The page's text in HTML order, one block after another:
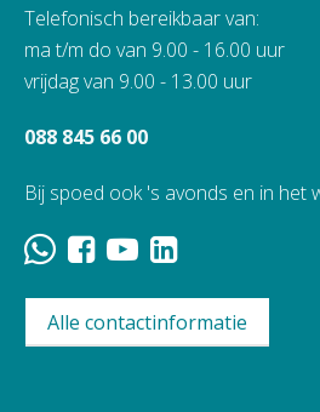
Telefonisch bereikbaar van:
ma t/m do van 9.00 - 16.00 uur
vrijdag van 9.00 - 13.00 uur
088 845 66 00
Bij spoed ook 's avonds en in het
Alle contactinformatie